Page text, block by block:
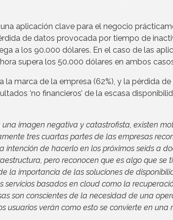
aplicación clave para el negocio
de datos provocada por tiempo de
a los 90.000 dólares. En el caso de las
supera los 50.000 dólares en ambos
marca de la empresa (62%), y la pérdida
‘no financieros’ de la escasa
imagen negativa y catastrofista, existen
tres cuartas partes de las empresas
de hacerlo en los próximos seids a
pero reconocen que es algo que se
la importancia de las soluciones de
basados en cloud como la
son conscientes de la necesidad de una
usuarios verán como esto se convierte en una